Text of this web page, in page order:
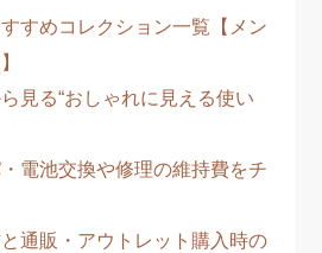
すめコレクション一覧【メン
見る“おしゃれに見える使い
電池交換や修理の維持費をチ
通販・アウトレット購入時の